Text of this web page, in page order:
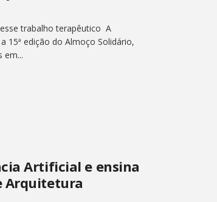
trabalho terapêutico A
15ª edição do Almoço Solidário,
Artificial e ensina
Arquitetura